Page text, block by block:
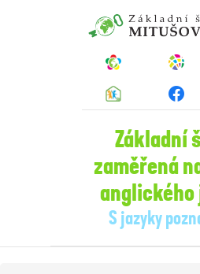
Základní
zaměřená
anglického
S jazyky